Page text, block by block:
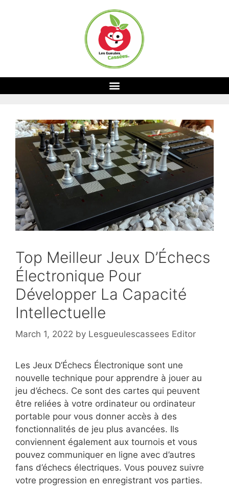
Top Meilleur Jeux D’Échecs
Électronique Pour
Développer La Capacité
Intellectuelle
March 1, 2022 by Lesgueulescassees Editor
Les Jeux D’Échecs Électronique sont une
nouvelle technique pour apprendre à jouer au
jeu d’échecs. Ce sont des cartes qui peuvent
être reliées à votre ordinateur ou ordinateur
portable pour vous donner accès à des
fonctionnalités de jeu plus avancées. Ils
conviennent également aux tournois et vous
pouvez communiquer en ligne avec d’autres
fans d’échecs électriques. Vous pouvez suivre
votre progression en enregistrant vos parties.